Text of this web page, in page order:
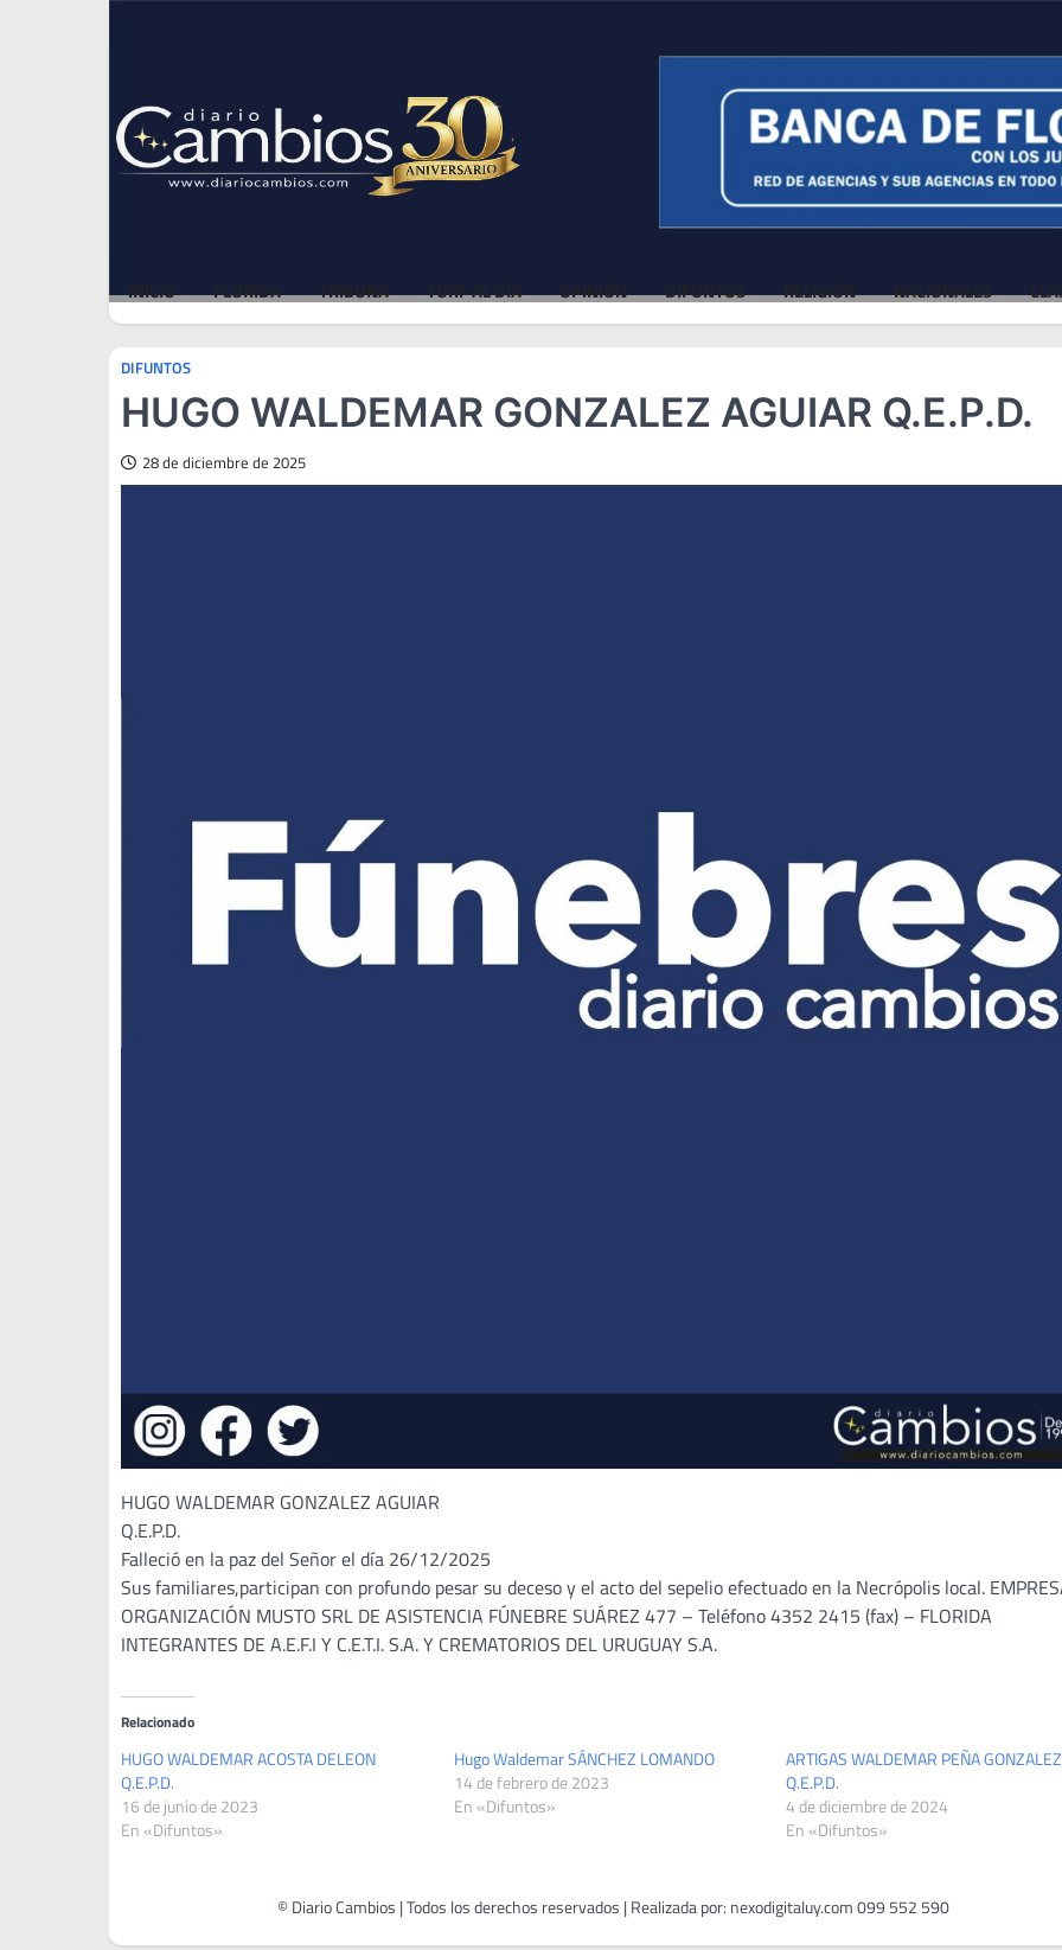
INICIO FLORIDA TRIBUNA TURF AL DÍA OPINIÓN DIFUNTOS RELIGIÓN NACIONALES
DIFUNTOS
HUGO WALDEMAR GONZALEZ AGUIAR Q.E.P.D.
28 de diciembre de 2025
HUGO WALDEMAR GONZALEZ AGUIAR
Q.E.P.D.
Falleció en la paz del Señor el día 26/12/2025
Sus familiares,participan con profundo pesar su deceso y el acto del sepelio efectuado en la Necrópolis local.
ORGANIZACIÓN MUSTO SRL DE ASISTENCIA FÚNEBRE SUÁREZ 477 – Teléfono 4352 2415 (fax) – FLORIDA
INTEGRANTES DE A.E.F.I Y C.E.T.I. S.A. Y CREMATORIOS DEL URUGUAY S.A.
Relacionado
HUGO WALDEMAR ACOSTA DELEON
Q.E.P.D.
16 de junio de 2023
En «Difuntos»
Hugo Waldemar SÁNCHEZ LOMANDO
14 de febrero de 2023
En «Difuntos»
ARTIGAS WALDEMAR PEÑA GONZALEZ
Q.E.P.D.
4 de diciembre de 2024
En «Difuntos»